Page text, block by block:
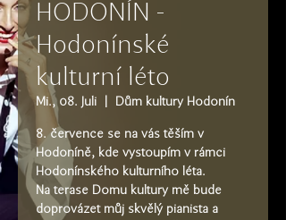
HODONÍN -
Hodonínské
kulturní léto
Mi., 08. Juli Dům kultury Hodonín
8. července se na vás těším v
Hodoníně, kde vystoupím v rámci
Hodonínského kulturního léta.
Na terase Domu kultury mě bude
doprovázet můj skvělý pianista a